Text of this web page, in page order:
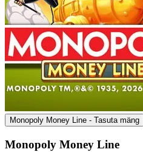
Monopoly Money Line - Tasuta mäng
Monopoly Money Line